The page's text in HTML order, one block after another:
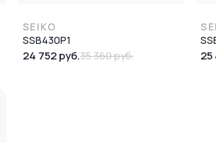
SEIKO
SSB430P1
24 752 руб.35 360 руб. 25